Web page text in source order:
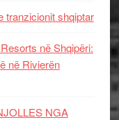
tranzicionit shqiptar
në Shqipëri:
në Rivierën
NGA